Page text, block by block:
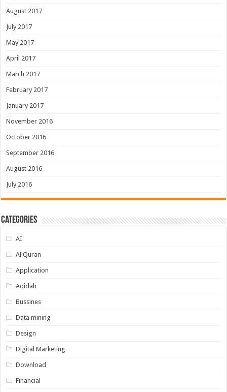
August 2017
July 2017
May 2017
April 2017
March 2017
February 2017
January 2017
November 2016
October 2016
September 2016
August 2016
July 2016
Categories
AI
Al Quran
Application
Aqidah
Bussines
Data mining
Design
Digital Marketing
Download
Financial